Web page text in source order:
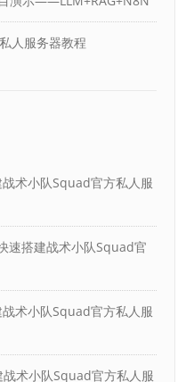
人服务器教程
术小队Squad官方私人服
速搭建战术小队Squad官
术小队Squad官方私人服
战术小队Squad官方私人服